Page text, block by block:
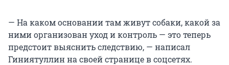
— На каком основании там живут собаки, какой за
ними организован уход и контроль — это теперь
предстоит выяснить следствию, — написал
Гиниятуллин на своей странице в соцсетях.